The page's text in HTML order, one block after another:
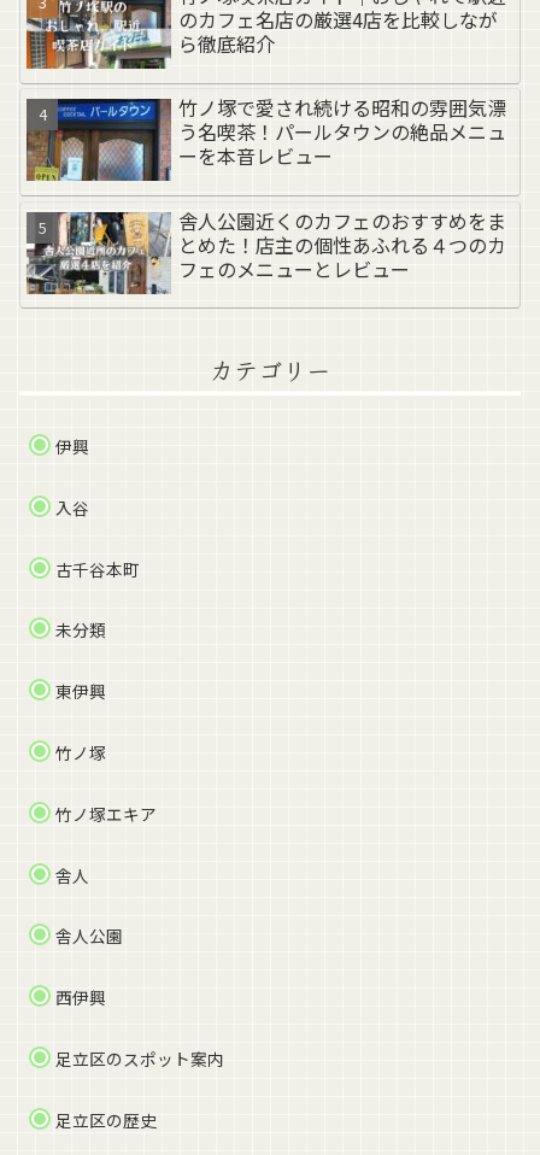
のカフェ名店の厳選4店を比較しなが
ら徹底紹介
竹ノ塚で愛され続ける昭和の雰囲気漂
う名喫茶！パールタウンの絶品メニュ
ーを本音レビュー
舎人公園近くのカフェのおすすめをま
とめた！店主の個性あふれる４つのカ
フェのメニューとレビュー
カテゴリー
伊興
入谷
古千谷本町
未分類
東伊興
竹ノ塚
竹ノ塚エキア
舎人
舎人公園
西伊興
足立区のスポット案内
足立区の歴史